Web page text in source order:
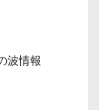
波情報